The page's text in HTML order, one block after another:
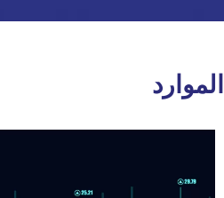
الموارد